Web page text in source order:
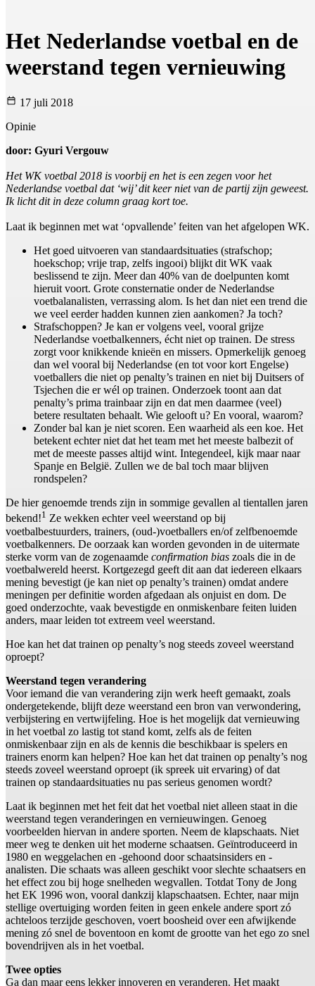
Het Nederlandse voetbal en de
weerstand tegen vernieuwing
17 juli 2018
Opinie
door: Gyuri Vergouw
Het WK voetbal 2018 is voorbij en het is een zegen voor het
Nederlandse voetbal dat ‘wij’ dit keer niet van de partij zijn geweest.
Ik licht dit in deze column graag kort toe.
Laat ik beginnen met wat ‘opvallende’ feiten van het afgelopen WK.
Het goed uitvoeren van standaardsituaties (strafschop;
hoekschop; vrije trap, zelfs ingooi) blijkt dit WK vaak
beslissend te zijn. Meer dan 40% van de doelpunten komt
hieruit voort. Grote consternatie onder de Nederlandse
voetbalanalisten, verrassing alom. Is het dan niet een trend die
we veel eerder hadden kunnen zien aankomen? Ja toch?
Strafschoppen? Je kan er volgens veel, vooral grijze
Nederlandse voetbalkenners, écht niet op trainen. De stress
zorgt voor knikkende knieën en missers. Opmerkelijk genoeg
dan wel vooral bij Nederlandse (en tot voor kort Engelse)
voetballers die niet op penalty’s trainen en niet bij Duitsers of
Tsjechen die er wél op trainen. Onderzoek toont aan dat
penalty’s prima trainbaar zijn en dat men daarmee (veel)
betere resultaten behaalt. Wie gelooft u? En vooral, waarom?
Zonder bal kan je niet scoren. Een waarheid als een koe. Het
betekent echter niet dat het team met het meeste balbezit of
met de meeste passes altijd wint. Integendeel, kijk maar naar
Spanje en België. Zullen we de bal toch maar blijven
rondspelen?
De hier genoemde trends zijn in sommige gevallen al tientallen jaren
bekend!1 Ze wekken echter veel weerstand op bij
voetbalbestuurders, trainers, (oud-)voetballers en/of zelfbenoemde
voetbalkenners. De oorzaak kan worden gevonden in de uitermate
sterke vorm van de zogenaamde confirmation bias zoals die in de
voetbalwereld heerst. Kortgezegd geeft dit aan dat iedereen elkaars
mening bevestigt (je kan niet op penalty’s trainen) omdat andere
meningen per definitie worden afgedaan als onjuist en dom. De
goed onderzochte, vaak bevestigde en onmiskenbare feiten luiden
anders, maar leiden tot extreem veel weerstand.
Hoe kan het dat trainen op penalty’s nog steeds zoveel weerstand
oproept?
Weerstand tegen verandering
Voor iemand die van verandering zijn werk heeft gemaakt, zoals
ondergetekende, blijft deze weerstand een bron van verwondering,
verbijstering en vertwijfeling. Hoe is het mogelijk dat vernieuwing
in het voetbal zo lastig tot stand komt, zelfs als de feiten
onmiskenbaar zijn en als de kennis die beschikbaar is spelers en
trainers enorm kan helpen? Hoe kan het dat trainen op penalty’s nog
steeds zoveel weerstand oproept (ik spreek uit ervaring) of dat
trainen op standaardsituaties nu pas serieus genomen wordt?
Laat ik beginnen met het feit dat het voetbal niet alleen staat in die
weerstand tegen veranderingen en vernieuwingen. Genoeg
voorbeelden hiervan in andere sporten. Neem de klapschaats. Niet
meer weg te denken uit het moderne schaatsen. Geïntroduceerd in
1980 en weggelachen en -gehoond door schaatsinsiders en -
analisten. Die schaats was alleen geschikt voor slechte schaatsers en
het effect zou bij hoge snelheden wegvallen. Totdat Tony de Jong
het EK 1996 won, vooral dankzij klapschaatsen. Echter, naar mijn
stellige overtuiging worden feiten in geen enkele andere sport zó
achteloos terzijde geschoven, voert boosheid over een afwijkende
mening zó snel de boventoon en komt de grootte van het ego zo snel
bovendrijven als in het voetbal.
Twee opties
Ga dan maar eens lekker innoveren en veranderen. Het maakt